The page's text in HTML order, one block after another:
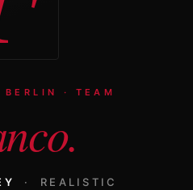
· TEAM
· REALISTIC